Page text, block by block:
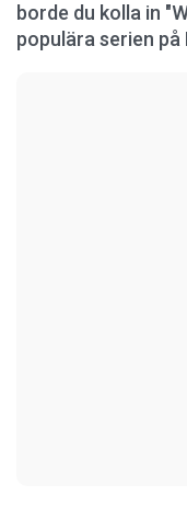
borde du kolla in
populära serien